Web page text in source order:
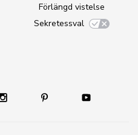
Förlängd vistelse
Sekretessval